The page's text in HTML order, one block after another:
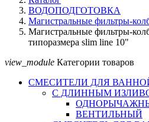
ВОДОПОДГОТОВКА
Магистральные фильтры-
Магистральные фильтры-
типоразмера slim line 10"
view_module Категории товаров
СМЕСИТЕЛИ ДЛЯ
С ДЛИННЫМ
ВЕНТИЛЬНЫЙ